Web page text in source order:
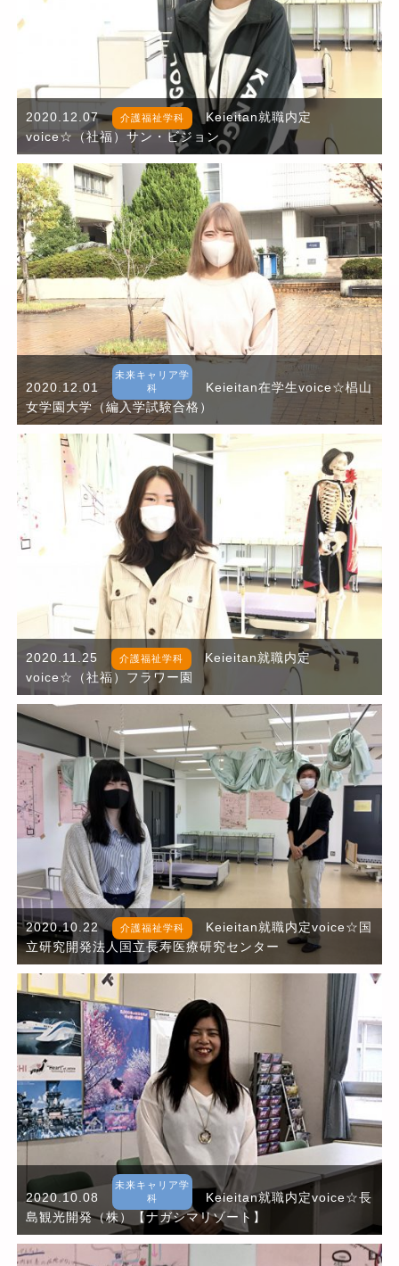
2020.12.07 介護福祉学科
Keieitan就職内定
voice☆（社福）サン・ビジョン
2020.12.01
未来キャリア学
科
Keieitan在学生voice☆椙山
女学園大学（編入学試験合格）
2020.11.25 介護福祉学科
Keieitan就職内定
voice☆（社福）フラワー園
2020.10.22 介護福祉学科
Keieitan就職内定voice☆国
立研究開発法人国立長寿医療研究センター
2020.10.08
未来キャリア学
科
Keieitan就職内定voice☆長
島観光開発（株）【ナガシマリゾート】